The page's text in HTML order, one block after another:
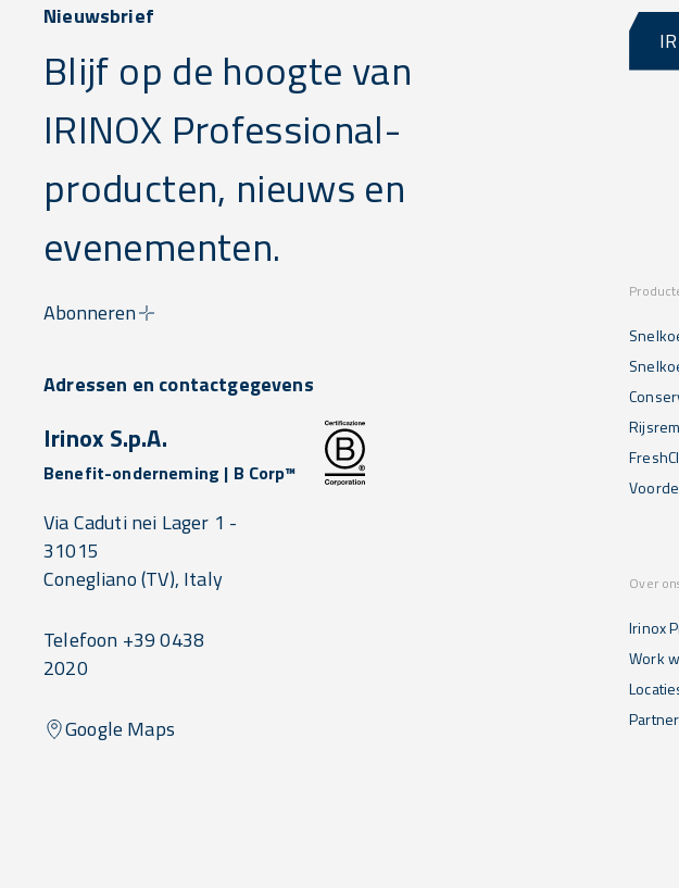
Nieuwsbrief
Blijf op de hoogte van
IRINOX Professional-
producten, nieuws en
evenementen.
Abonneren
Over
Irinox
Work
Adressen en contactgegevens
Irinox S.p.A.
Benefit-onderneming | B Corp™
Via Caduti nei Lager 1 -
31015
Conegliano(TV), Italy
Telefoon +39 0438
2020
Google Maps